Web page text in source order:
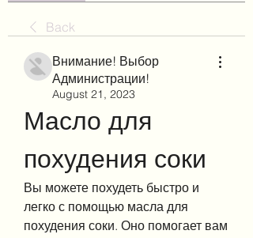
Back
Внимание! Выбор
Администрации!
August 21, 2023
Масло для
похудения соки
Вы можете похудеть быстро и
легко с помощью масла для
похудения соки. Оно помогает вам